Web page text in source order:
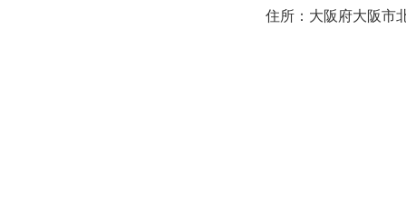
住所：大阪府大阪市